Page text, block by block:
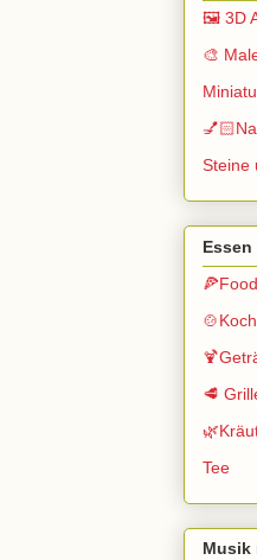
🖼️ 3D
🎨
Steine
🥩
Tee
Musik